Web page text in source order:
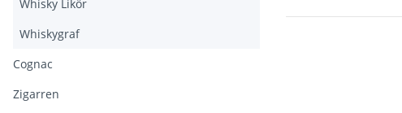
Whisky Likör
Whiskygraf
Cognac
Zigarren